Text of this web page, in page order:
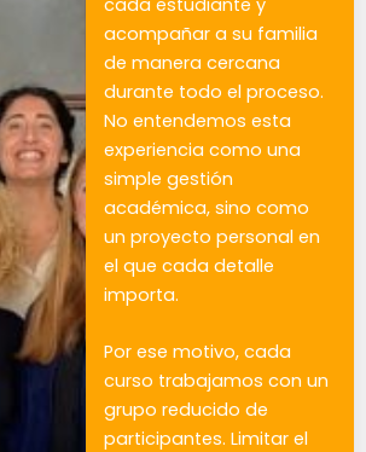
acompañar a su familia
de manera cercana
durante todo el proceso.
No entendemos esta
experiencia como una
simple gestión
académica, sino como
un proyecto personal en
el que cada detalle
importa.
Por ese motivo, cada
curso trabajamos con un
grupo reducido de
participantes. Limitar el